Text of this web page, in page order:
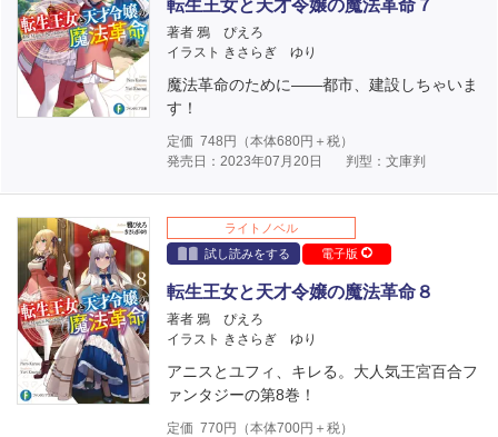
転生王女と天才令嬢の魔法革命７
著者 鴉 ぴえろ
イラスト きさらぎ ゆり
魔法革命のために――都市、建設しちゃいま
す！
定価 748 円（本体680円＋税）
発売日：2023年07月20日
判型：文庫判
ライトノベル
試し読みをする
電子版
転生王女と天才令嬢の魔法革命８
著者 鴉 ぴえろ
イラスト きさらぎ ゆり
アニスとユフィ、キレる。大人気王宮百合フ
ァンタジーの第8巻！
定価 770円（本体700円＋税）